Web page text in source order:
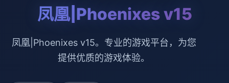
凤凰|Phoenixes v15
凤凰|Phoenixes v15。专业的游戏平台，为您
提供优质的游戏体验。